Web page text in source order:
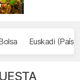
Euskadi (País